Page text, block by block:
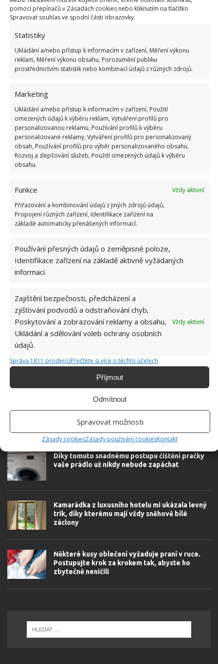
pomocí přepínačů v Zásadách cookies nebo kliknutím na tlačítko
Spravovat souhlas ve spodní části obrazovky.
Statistiky
Ukládání a/nebo přístup k informacím v zařízení, Měření výkonu
reklam, Měření výkonu obsahu, Porozumění publiku
prostřednictvím statistik nebo kombinací údajů z různých zdrojů.
Marketing
Ukládání a/nebo přístup k informacím v zařízení, Použití
omezených údajů k výběru reklam, Vytváření profilů pro
personalizovanou reklamu, Používání profilů k výběru
personalizované reklamy, Vytváření profilů pro personalizovaný
obsah, Používání profilů pro výběr personalizovaného obsahu,
Rozvoj a zlepšování služeb, Použití omezených údajů k výběru
obsahu.
Funkce
Vždy aktivní
Přiřazování a kombinování údajů z jiných zdrojů údajů,
Propojení různých zařízení, Identifikace zařízení na
základě automaticky přenášených informací.
Používání přesných údajů o zeměpisné poloze,
Identifikace zařízení na základě aktivně vyžádaných
informací.
Zajištění bezpečnosti, předcházení a
zjišťování podvodů a odstraňování chyb,
Poskytování a zobrazování reklamy a obsahu,
Ukládání a sdělování voleb ochrany osobních
údajů.
Vždy aktivní
Správa 1811 prodejcůPřečtěte si více o těchto účelech
Příjmout
Odmítnout
Spravovat možnosti
Zásady cookiesZásady používání cookiesKontakt
Dalším materiálem je sklo, u kterého si musíme dát
velký pozor na pobyt v horké vodě. Hrozí totiž, že by
mohlo prasknout.
Fotografie: Pixabay, Freepik
ČIŠTĚNÍ ÚKLID
Hana Musilová
Do redakce Bydlimeutulne.cz se
přidala během svých studií a práce
autorovi]
SOUVISEJÍCÍ ČLÁNKY
Díky tomuto snadnému postupu čištění pračky
vaše prádlo už nikdy nebude zapáchat
Kamarádka z luxusního hotelu mi ukázala levný
trik, díky kterému mají vždy sněhově bílé
záclony
Některé kusy oblečení vyžaduje praní v ruce.
Postupujte krok za krokem tak, abyste ho
zbytečně neničili